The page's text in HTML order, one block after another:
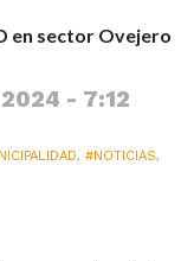
en sector Ovejero
- 7:12
, #NOTICIAS,